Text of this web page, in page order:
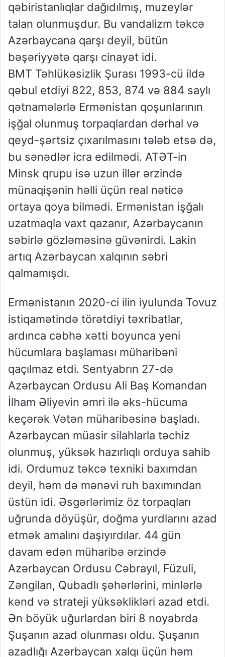
qəbiristanlıqlar dağıdılmış, muzeylər
talan olunmuşdur. Bu vandalizm təkcə
Azərbaycana qarşı deyil, bütün
bəşəriyyətə qarşı cinayət idi.
BMT Təhlükəsizlik Şurası 1993-cü ildə
qəbul etdiyi 822, 853, 874 və 884 saylı
qətnamələrlə Ermənistan qoşunlarının
işğal olunmuş torpaqlardan dərhal və
qeyd-şərtsiz çıxarılmasını tələb etsə də,
bu sənədlər icra edilmədi. ATƏT-in
Minsk qrupu isə uzun illər ərzində
münaqişənin həlli üçün real nəticə
ortaya qoya bilmədi. Ermənistan işğalı
uzatmaqla vaxt qazanır, Azərbaycanın
səbirlə gözləməsinə güvənirdi. Lakin
artıq Azərbaycan xalqının səbri
qalmamışdı.
Ermənistanın 2020-ci ilin iyulunda Tovuz
istiqamətində törətdiyi təxribatlar,
ardınca cəbhə xətti boyunca yeni
hücumlara başlaması müharibəni
qaçılmaz etdi. Sentyabrın 27-də
Azərbaycan Ordusu Ali Baş Komandan
İlham Əliyevin əmri ilə əks-hücuma
keçərək Vətən müharibəsinə başladı.
Azərbaycan müasir silahlarla təchiz
olunmuş, yüksək hazırlıqlı orduya sahib
idi. Ordumuz təkcə texniki baxımdan
deyil, həm də mənəvi ruh baxımından
üstün idi. Əsgərlərimiz öz torpaqları
uğrunda döyüşür, doğma yurdlarını azad
etmək amalını daşıyırdılar. 44 gün
davam edən müharibə ərzində
Azərbaycan Ordusu Cəbrayıl, Füzuli,
Zəngilan, Qubadlı şəhərlərini, minlərlə
kənd və strateji yüksəklikləri azad etdi.
Ən böyük uğurlardan biri 8 noyabrda
Şuşanın azad olunması oldu. Şuşanın
azadlığı Azərbaycan xalqı üçün həm